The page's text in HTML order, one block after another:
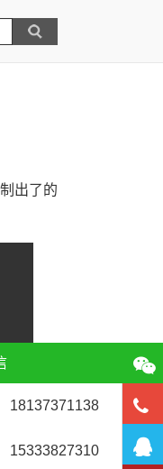
出了的
18137371138
15333827310